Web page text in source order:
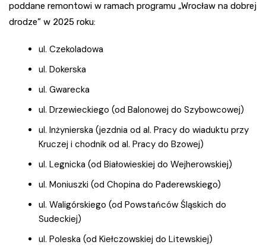
poddane remontowi w ramach programu „Wrocław na dobrej
drodze” w 2025 roku:
ul. Czekoladowa
ul. Dokerska
ul. Gwarecka
ul. Drzewieckiego (od Balonowej do Szybowcowej)
ul. Inżynierska (jezdnia od al. Pracy do wiaduktu przy
Kruczej i chodnik od al. Pracy do Bzowej)
ul. Legnicka (od Białowieskiej do Wejherowskiej)
ul. Moniuszki (od Chopina do Paderewskiego)
ul. Waligórskiego (od Powstańców Śląskich do
Sudeckiej)
ul. Poleska (od Kiełczowskiej do Litewskiej)